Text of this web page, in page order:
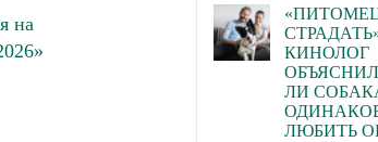
на
В каких городах пройдут
семинары РКФ по
КИНОЛОГ
ЛИ
ЛЮБИТЬ